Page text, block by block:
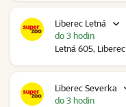
Liberec Letná
Letná 605, Liberec
do 3 hodin
Liberec Severka
do 3 hodin